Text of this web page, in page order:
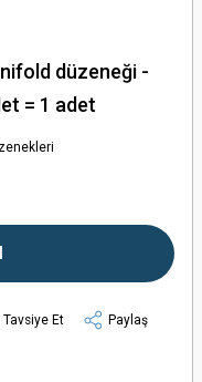
düzeneği -
= 1 adet
Tavsiye Et
Paylaş